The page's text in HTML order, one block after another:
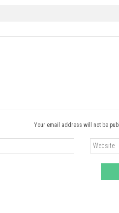
Your email address will not be